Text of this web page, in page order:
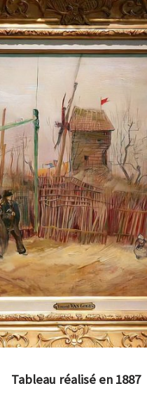
Tableau réalisé en 1887